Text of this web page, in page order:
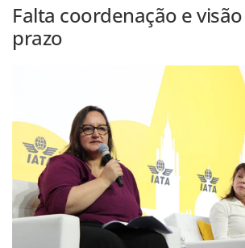
Falta coordenação e
prazo